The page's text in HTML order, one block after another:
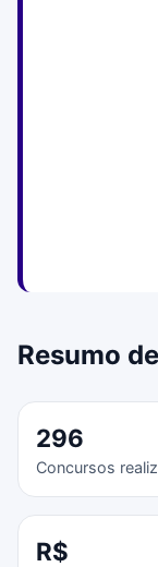
Resumo
296
Concursos
R$